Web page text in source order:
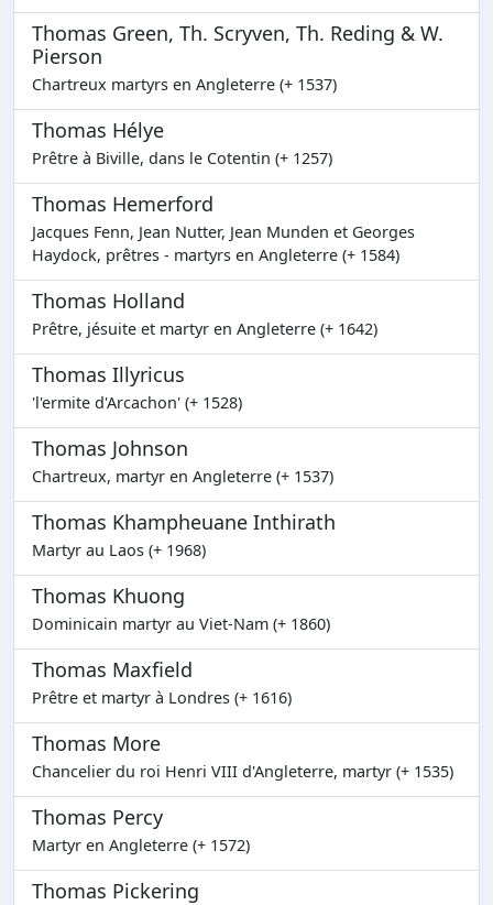
Thomas Green, Th. Scryven, Th. Reding & W.
Pierson
Chartreux martyrs en Angleterre (+ 1537)
Thomas Hélye
Prêtre à Biville, dans le Cotentin (+ 1257)
Thomas Hemerford
Jacques Fenn, Jean Nutter, Jean Munden et Georges
Haydock, prêtres - martyrs en Angleterre (+ 1584)
Thomas Holland
Prêtre, jésuite et martyr en Angleterre (+ 1642)
Thomas Illyricus
'l'ermite d'Arcachon' (+ 1528)
Thomas Johnson
Chartreux, martyr en Angleterre (+ 1537)
Thomas Khampheuane Inthirath
Martyr au Laos (+ 1968)
Thomas Khuong
Dominicain martyr au Viet-Nam (+ 1860)
Thomas Maxfield
Prêtre et martyr à Londres (+ 1616)
Thomas More
Chancelier du roi Henri VIII d'Angleterre, martyr (+ 1535)
Thomas Percy
Martyr en Angleterre (+ 1572)
Thomas Pickering